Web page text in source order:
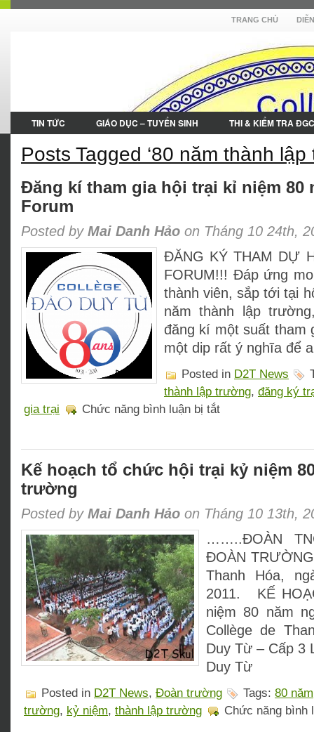
TRANG CHỦ
TIN TỨC GIÁO DỤC – TUYỂN SINH THI & KIỂM TRA
Posts Tagged ‘80 năm thành lập
Đăng kí tham gia hội trại kỉ niệm 80
Forum
Posted by Mai Danh Hảo on Tháng 10 24th,
ĐĂNG KÝ THAM DỰ
FORUM!!! Đáp ứng
thành viên, sắp tới tại
năm thành lập
đăng kí một suất tham
một dip rất ý nghĩa để
Posted in D2T News
thành lập trường, đăng ký
gia trại
Chức năng bình luận bị tắtở
gia
trại
80
năm
Forum
Kế hoạch tổ chức hội trại kỷ niệm
trường
Posted by Mai Danh Hảo on Tháng 10 13th,
……..ĐOÀN
ĐOÀN
Thanh Hóa,
2011. KẾ
niệm 80 năm
Collège de
Duy Từ – Cấp 3
Duy Từ
Posted in D2T News, Đoàn trường Tags: 80 năm
trường, kỷ niệm, thành lập trường Chức năng bình